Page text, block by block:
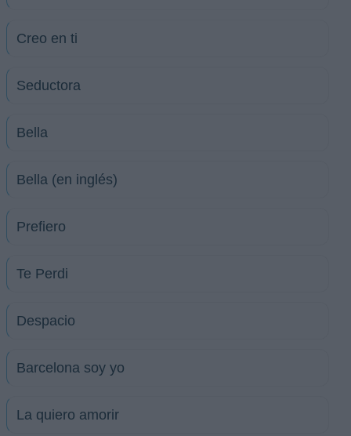
Creo en ti
Seductora
Bella
Bella (en inglés)
Prefiero
Te Perdi
Despacio
Barcelona soy yo
La quiero amorir